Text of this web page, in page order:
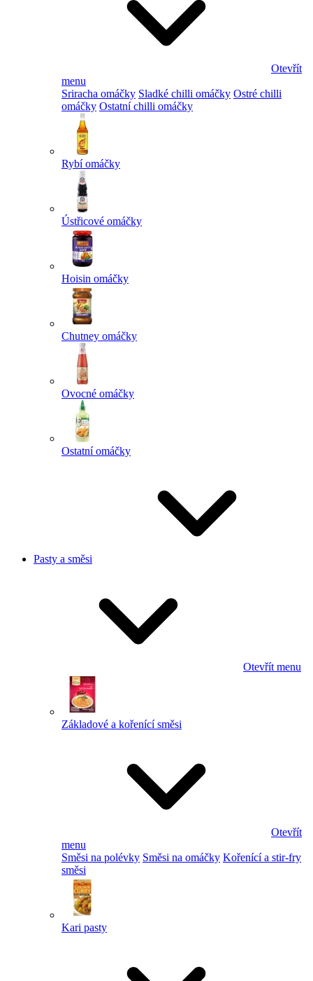
Otevřít
menu
Sriracha omáčky Sladké chilli omáčky Ostré chilli
omáčky Ostatní chilli omáčky
Rybí omáčky
Ústřicové omáčky
Hoisin omáčky
Chutney omáčky
Ovocné omáčky
Ostatní omáčky
Pasty a směsi
Otevřít menu
Základové a kořenící směsi
Otevřít
menu
Směsi na polévky Směsi na omáčky Kořenící a stir-fry
směsi
Kari pasty